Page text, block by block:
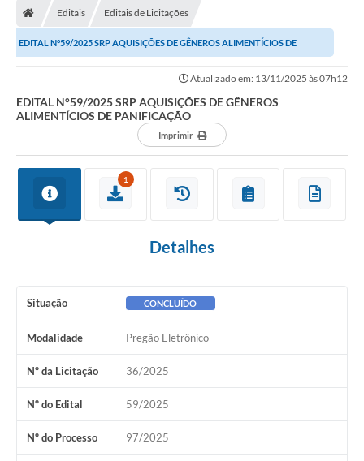
Editais Editais de Licitações
EDITAL N°59/2025 SRP AQUISIÇÕES DE GÊNEROS ALIMENTÍCIOS DE
Atualizado em: 13/11/2025 às 07h12
EDITAL N°59/2025 SRP AQUISIÇÕES DE GÊNEROS
ALIMENTÍCIOS DE PANIFICAÇÃO
Imprimir
1
Detalhes
Situação CONCLUÍDO
Modalidade Pregão Eletrônico
Nº da Licitação 36/2025
Nº do Edital 59/2025
Nº do Processo 97/2025